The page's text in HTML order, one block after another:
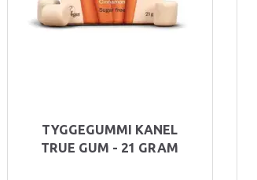
TYGGEGUMMI KANEL
TRUE GUM - 21 GRAM